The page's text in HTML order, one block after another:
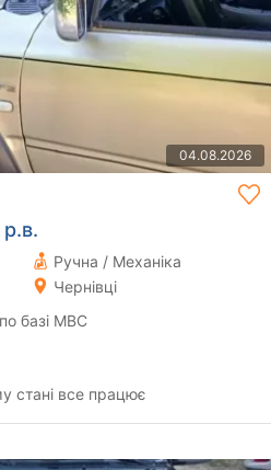
04.08.2026
Ручна / Механіка
Чернівці
базі МВС
Продам авто в нормальному стані все працює